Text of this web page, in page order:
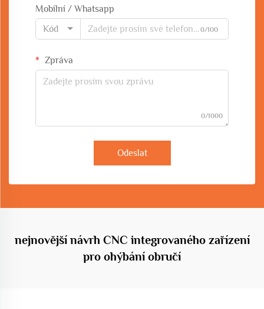
Mobilní / Whatsapp
Kód
0/100
Zpráva
0/1000
Odeslat
nejnovější návrh CNC integrovaného zařízení
pro ohýbání obručí